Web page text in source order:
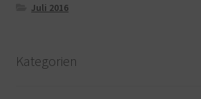
Juli 2016
Kategorien